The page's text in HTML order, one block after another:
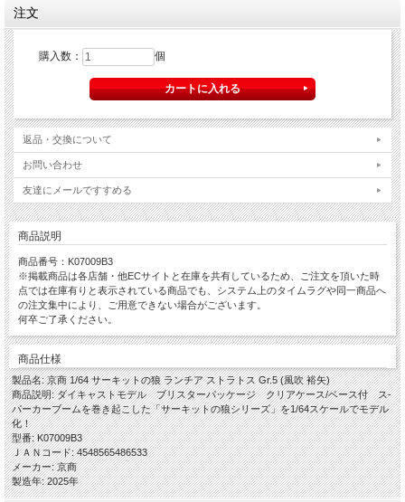
注文
購入数： 個
返品・交換について
お問い合わせ
友達にメールですすめる
商品説明
商品番号：K07009B3
※掲載商品は各店舗・他ECサイトと在庫を共有しているため、ご注文を頂いた時
点では在庫有りと表示されている商品でも、システム上のタイムラグや同一商品へ
の注文集中により、ご用意できない場合がございます。
何卒ご了承ください。
商品仕様
製品名: 京商 1/64 サーキットの狼 ランチア ストラトス Gr.5 (風吹 裕矢)
商品説明: ダイキャストモデル ブリスターパッケージ クリアケース/ベース付 ス-
パーカーブームを巻き起こした「サーキットの狼シリーズ」を1/64スケールでモデル
化！
型番: K07009B3
ＪＡＮコード: 4548565486533
メーカー: 京商
製造年: 2025年